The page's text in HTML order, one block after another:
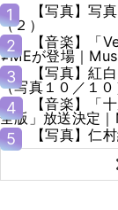
1
【写真】写
（２）
2
【音楽】「
≠MEが登場｜
3
【写真】紅
（写真１０／１０
4
【音楽】「
全版」放送決定
5
【写真】仁